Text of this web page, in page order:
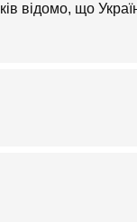
відомо, що